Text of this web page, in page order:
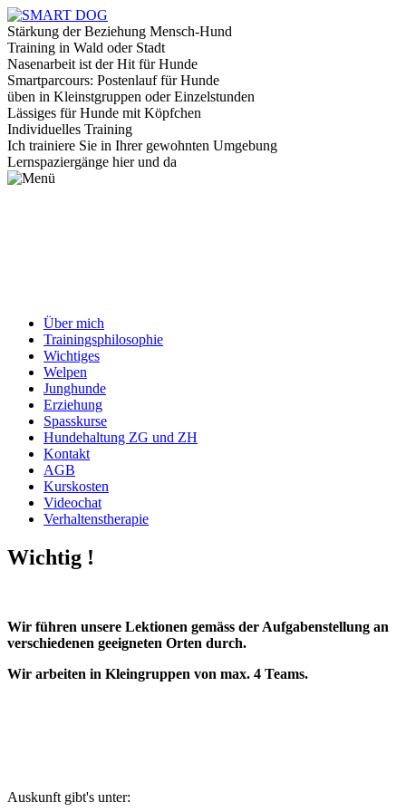
Stärkung der Beziehung Mensch-Hund
Training in Wald oder Stadt
Nasenarbeit ist der Hit für Hunde
Smartparcours: Postenlauf für Hunde
üben in Kleinstgruppen oder Einzelstunden
Lässiges für Hunde mit Köpfchen
Individuelles Training
Ich trainiere Sie in Ihrer gewohnten Umgebung
Lernspaziergänge hier und da
Über mich
Trainingsphilosophie
Wichtiges
Welpen
Junghunde
Erziehung
Spasskurse
Hundehaltung ZG und ZH
Kontakt
AGB
Kurskosten
Videochat
Verhaltenstherapie
Wichtig !
Wir führen unsere Lektionen gemäss der Aufgabenstellung an
verschiedenen geeigneten Orten durch.
Wir arbeiten in Kleingruppen von max. 4 Teams.
Auskunft gibt's unter: